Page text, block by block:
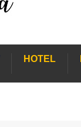
HOTEL